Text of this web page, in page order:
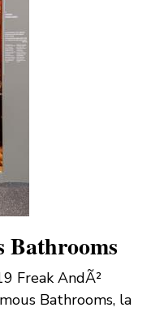
Bathrooms
Freak AndÃ²
Bathrooms, la